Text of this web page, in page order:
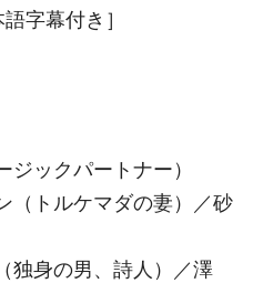
字幕付き］
ックパートナー）
（トルケマダの妻）／砂
の男、詩人）／澤